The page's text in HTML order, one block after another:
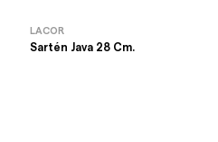
LACOR
Sartén Java 28 Cm.